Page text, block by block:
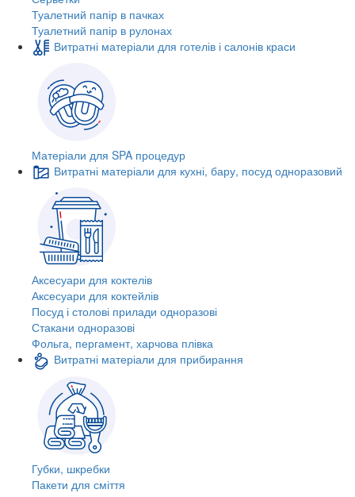
Туалетний папір в пачках
Туалетний папір в рулонах
Витратні матеріали для готелів і салонів краси
Матеріали для SPA процедур
Витратні матеріали для кухні, бару, посуд одноразовий
Аксесуари для коктелів
Аксесуари для коктейлів
Посуд і столові прилади одноразові
Стакани одноразові
Фольга, пергамент, харчова плівка
Витратні матеріали для прибирання
Губки, шкребки
Пакети для сміття